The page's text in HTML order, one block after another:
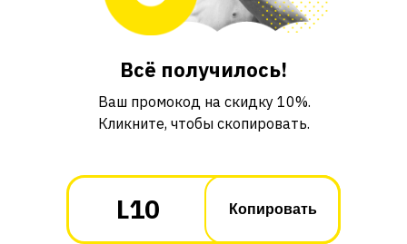
Всё получилось!
Ваш промокод на скидку 10%.
Кликните, чтобы скопировать.
Копировать
L10